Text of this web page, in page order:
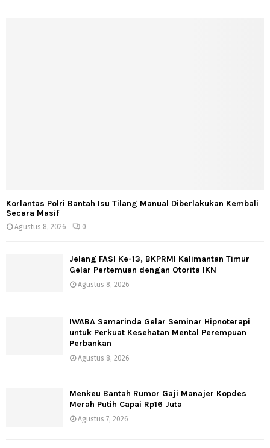
Korlantas Polri Bantah Isu Tilang Manual Diberlakukan Kembali
Secara Masif
Agustus 8, 2026 0
Jelang FASI Ke-13, BKPRMI Kalimantan Timur
Gelar Pertemuan dengan Otorita IKN
Agustus 8, 2026
IWABA Samarinda Gelar Seminar Hipnoterapi
untuk Perkuat Kesehatan Mental Perempuan
Perbankan
Agustus 8, 2026
Menkeu Bantah Rumor Gaji Manajer Kopdes
Merah Putih Capai Rp16 Juta
Agustus 7, 2026